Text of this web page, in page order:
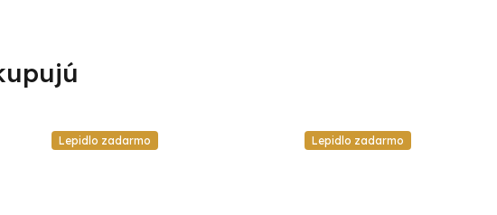
Lepidlo zadarmo Lepidlo zadarmo